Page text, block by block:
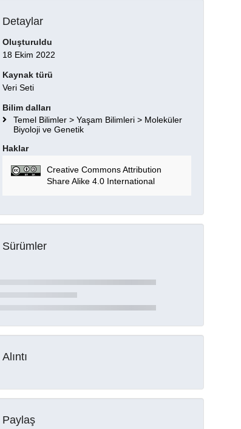
Detaylar
Oluşturuldu
18 Ekim 2022
Kaynak türü
Veri Seti
Bilim dalları
Temel Bilimler > Yaşam Bilimleri > Moleküler
Biyoloji ve Genetik
Haklar
Creative Commons Attribution
Share Alike 4.0 International
Sürümler
Alıntı
Paylaş